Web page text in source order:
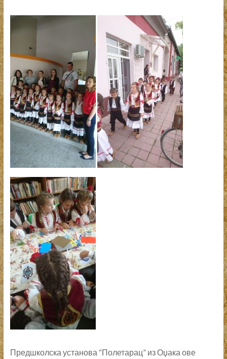
Предшколска установа “Полетарац” из Оџака ове